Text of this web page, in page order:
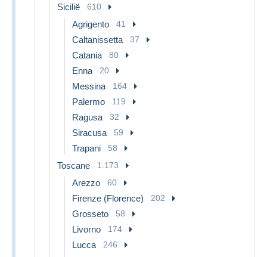
Sicilië 610
Agrigento 41
Caltanissetta 37
Catania 80
Enna 20
Messina 164
Palermo 119
Ragusa 32
Siracusa 59
Trapani 58
Toscane 1.173
Arezzo 60
Firenze (Florence) 202
Grosseto 58
Livorno 174
Lucca 246